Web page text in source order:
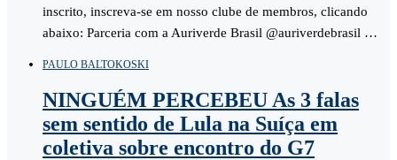
inscrito, inscreva-se em nosso clube de membros, clicando
abaixo: Parceria com a Auriverde Brasil @auriverdebrasil …
PAULO BALTOKOSKI
NINGUÉM PERCEBEU As 3 falas
sem sentido de Lula na Suíça em
coletiva sobre encontro do G7